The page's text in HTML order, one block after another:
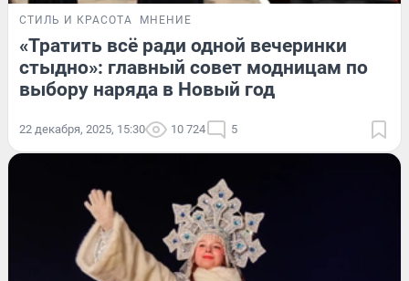
СТИЛЬ И КРАСОТА МНЕНИЕ
«Тратить всё ради одной вечеринки
стыдно»: главный совет модницам по
выбору наряда в Новый год
22 декабря, 2025, 15:30 10 724 5